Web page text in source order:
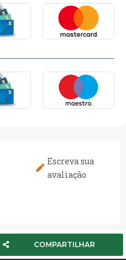
Escreva sua
avaliação
COMPARTILHAR